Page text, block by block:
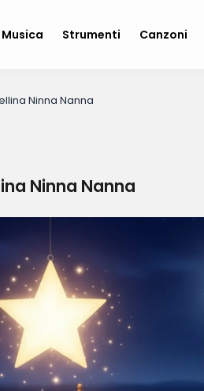
Musica Strumenti Canzoni
Ninna Nanna
Ninna Nanna